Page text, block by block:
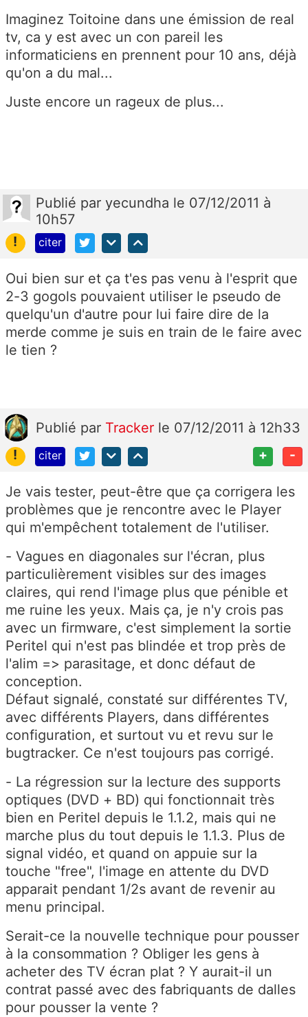
Imaginez Toitoine dans une émission de real
tv, ca y est avec un con pareil les
informaticiens en prennent pour 10 ans, déjà
qu'on a du mal...
Juste encore un rageux de plus...
Publié par yecundha le 07/12/2011 à
10h57
!
citer
Oui bien sur et ça t'es pas venu à l'esprit que
2-3 gogols pouvaient utiliser le pseudo de
quelqu'un d'autre pour lui faire dire de la
merde comme je suis en train de le faire avec
le tien ?
Publié par Tracker le 07/12/2011 à 12h33
!
citer + -
Je vais tester, peut-être que ça corrigera les
problèmes que je rencontre avec le Player
qui m'empêchent totalement de l'utiliser.
- Vagues en diagonales sur l'écran, plus
particulièrement visibles sur des images
claires, qui rend l'image plus que pénible et
me ruine les yeux. Mais ça, je n'y crois pas
avec un firmware, c'est simplement la sortie
Peritel qui n'est pas blindée et trop près de
l'alim => parasitage, et donc défaut de
conception.
Défaut signalé, constaté sur différentes TV,
avec différents Players, dans différentes
configuration, et surtout vu et revu sur le
bugtracker. Ce n'est toujours pas corrigé.
- La régression sur la lecture des supports
optiques (DVD + BD) qui fonctionnait très
bien en Peritel depuis le 1.1.2, mais qui ne
marche plus du tout depuis le 1.1.3. Plus de
signal vidéo, et quand on appuie sur la
touche "free", l'image en attente du DVD
apparait pendant 1/2s avant de revenir au
menu principal.
Serait-ce la nouvelle technique pour pousser
à la consommation ? Obliger les gens à
acheter des TV écran plat ? Y aurait-il un
contrat passé avec des fabriquants de dalles
pour pousser la vente ?